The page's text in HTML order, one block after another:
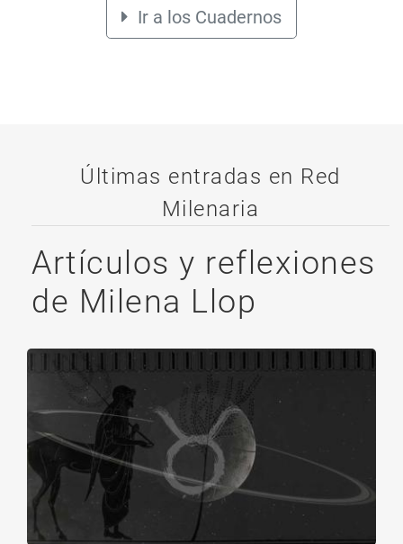
Ir a los Cuadernos
Últimas entradas en Red
Milenaria
Artículos y reflexiones
de Milena Llop